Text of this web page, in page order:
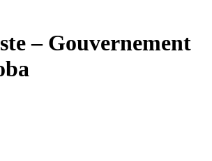
– Gouvernement